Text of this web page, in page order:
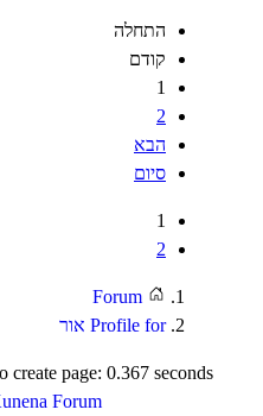
התחלה
קודם
1
2
הבא
סיום
1
2
Forum
Profile for אור
create page: 0.367 seconds
Forum